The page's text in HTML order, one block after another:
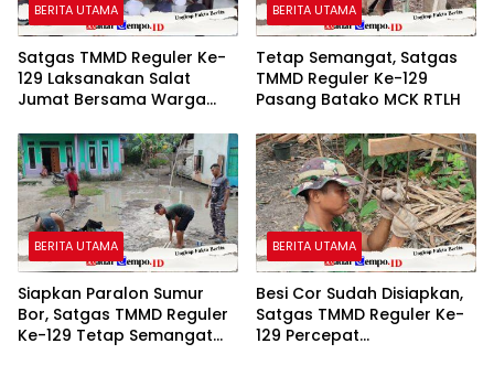
BERITA UTAMA
Satgas TMMD Reguler Ke-
129 Laksanakan Salat
Jumat Bersama Warga
Komsos
BERITA UTAMA
Tetap Semangat, Satgas
TMMD Reguler Ke-129
Pasang Batako MCK RTLH
BERITA UTAMA
Siapkan Paralon Sumur
Bor, Satgas TMMD Reguler
Ke-129 Tetap Semangat
BERITA UTAMA
Besi Cor Sudah Disiapkan,
Satgas TMMD Reguler Ke-
129 Percepat